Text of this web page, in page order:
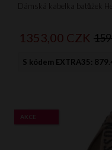
Dámská kabelka batůžek
1353,00 CZK
S kódem EXTRA35:
AKCE